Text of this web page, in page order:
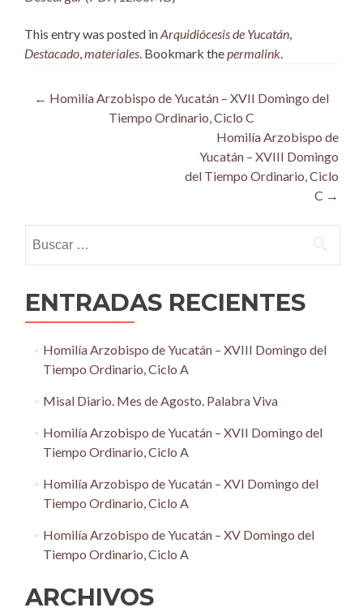
This entry was posted inArquidiócesis de Yucatán
Destacado materiales . Bookmark the permalink
Post
navigation
← Homilía Arzobispo de Yucatán – XVII Domingo del
Tiempo Ordinario, Ciclo C
Homilía Arzobispo de
Yucatán – XVIII Domingo
del Tiempo Ordinario, Ciclo
C →
ENTRADAS RECIENTES
Homilía Arzobispo de Yucatán – XVIII Domingo del
Tiempo Ordinario, Ciclo A
Misal Diario. Mes de Agosto. Palabra Viva
Homilía Arzobispo de Yucatán – XVII Domingo del
Tiempo Ordinario, Ciclo A
Homilía Arzobispo de Yucatán – XVI Domingo del
Tiempo Ordinario, Ciclo A
Homilía Arzobispo de Yucatán – XV Domingo del
Tiempo Ordinario, Ciclo A
ARCHIVOS